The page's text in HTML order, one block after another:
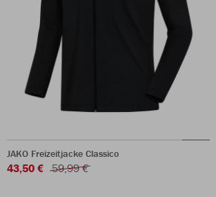
JAKO Freizeitjacke Classico
43,50 € 59,99 €